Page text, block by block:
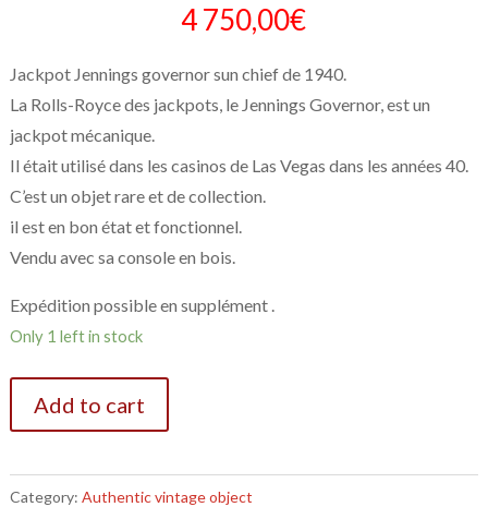
4 750,00€
Jackpot Jennings governor sun chief de 1940.
La Rolls-Royce des jackpots, le Jennings Governor, est un
jackpot mécanique.
Il était utilisé dans les casinos de Las Vegas dans les années 40.
C’est un objet rare et de collection.
il est en bon état et fonctionnel.
Vendu avec sa console en bois.
Expédition possible en supplément .
Only 1 left in stock
Add to cart
Category: Authentic vintage object